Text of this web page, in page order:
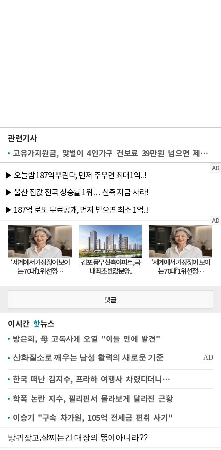
관련기사
고유가지원금, 맞벌이 4인가구 건보료 39만원 넘으면 제외 [Q&A]
댓글
이시간 핫뉴스
방은희, 母 고독사에 오열 "이틀 만에 발견"
한국 떠난 김지수, 프라하 여행사 차렸다더니…
학폭 논란 지수, 필리핀서 몰라보게 달라진 근황
이승기 "구속 차가원, 105억 전세금 편취 사기"